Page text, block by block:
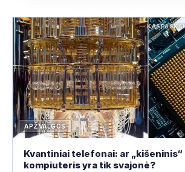
APŽVALGOS
Kvantiniai telefonai: ar
kompiuteris yra tik svajonė?